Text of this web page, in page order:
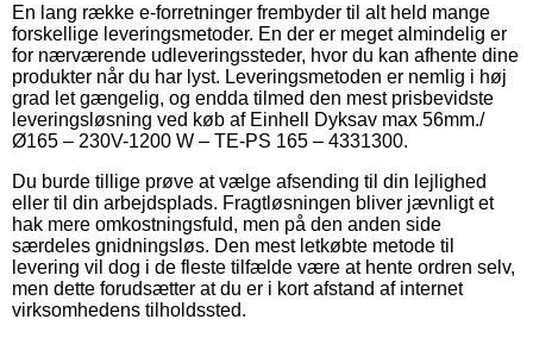
En lang række e-forretninger frembyder til alt held mange
forskellige leveringsmetoder. En der er meget almindelig er
for nærværende udleveringssteder, hvor du kan afhente dine
produkter når du har lyst. Leveringsmetoden er nemlig i høj
grad let gængelig, og endda tilmed den mest prisbevidste
leveringsløsning ved køb af Einhell Dyksav max 56mm./
Ø165 – 230V-1200 W – TE-PS 165 – 4331300.
Du burde tillige prøve at vælge afsending til din lejlighed
eller til din arbejdsplads. Fragtløsningen bliver jævnligt et
hak mere omkostningsfuld, men på den anden side
særdeles gnidningsløs. Den mest letkøbte metode til
levering vil dog i de fleste tilfælde være at hente ordren selv,
men dette forudsætter at du er i kort afstand af internet
virksomhedens tilholdssted.